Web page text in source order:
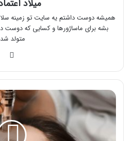
میلاد
همیشه دوست داشتم یه سایت تو زمینه
بشه برای ماساژورها و کسایی که دوست
متولد
تفاوت
میکرونیدلینگ
و
مزونیدلینگ